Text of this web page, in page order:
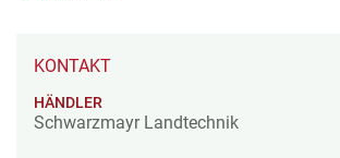
KONTAKT
HÄNDLER
Schwarzmayr Landtechnik